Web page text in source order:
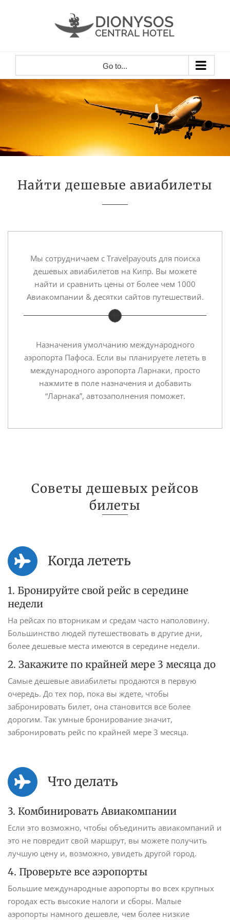
Go to...
Найти дешевые авиабилеты
Мы сотрудничаем с Travelpayouts для поиска
дешевых авиабилетов на Кипр. Вы можете
найти и сравнить цены от более чем 1000
Авиакомпании & десятки сайтов путешествий.
Назначения умолчанию международного
аэропорта Пафоса. Если вы планируете лететь в
международного аэропорта Ларнаки, просто
нажмите в поле назначения и добавить
“Ларнака”, автозаполнения поможет.
Советы дешевых рейсов
билеты
Когда лететь
1. Бронируйте свой рейс в середине
недели
На рейсах по вторникам и средам часто наполовину.
Большинство людей путешествовать в другие дни,
более дешевые места имеются в середине недели.
2. Закажите по крайней мере 3 месяца до
Самые дешевые авиабилеты продаются в первую
очередь. До тех пор, пока вы ждете, чтобы
забронировать билет, она становится все более
дорогим. Так умные бронирование значит,
забронировать рейс по крайней мере 3 месяца.
Что делать
3. Комбинировать Авиакомпании
Если это возможно, чтобы объединить авиакомпаний и
это не повредит свой маршрут, вы можете получить
лучшую цену и, возможно, увидеть другой город.
4. Проверьте все аэропорты
Большие международные аэропорты во всех крупных
городах есть высокие налоги и сборы. Малые
аэропорты намного дешевле, чем более низкие